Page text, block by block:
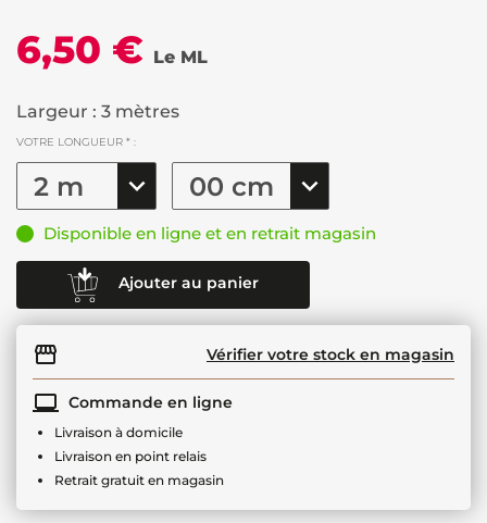
6,50 € Le ML
Largeur : 3 mètres
VOTRE LONGUEUR * :
Disponible en ligne et en retrait magasin
Ajouter au panier
Vérifier votre stock en magasin
Commande en ligne
Livraison à domicile
Livraison en point relais
Retrait gratuit en magasin